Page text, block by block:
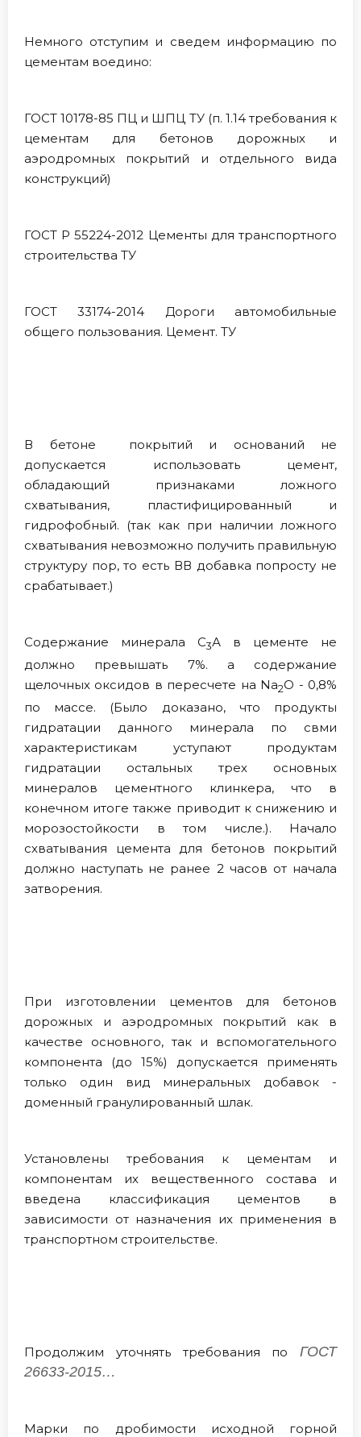
Немного отступим и сведем информацию по
цементам воедино:
ГОСТ 10178-85 ПЦ и ШПЦ ТУ (п. 1.14 требования к
цементам для бетонов дорожных и
аэродромных покрытий и отдельного вида
конструкций)
ГОСТ Р 55224-2012 Цементы для транспортного
строительства ТУ
ГОСТ 33174-2014 Дороги автомобильные
общего пользования. Цемент. ТУ
В бетоне покрытий и оснований не
допускается использовать цемент,
обладающий признаками ложного
схватывания, пластифицированный и
гидрофобный. (так как при наличии ложного
схватывания невозможно получить правильную
структуру пор, то есть ВВ добавка попросту не
срабатывает.)
Содержание минерала С3А в цементе не
должно превышать 7%. а содержание
щелочных оксидов в пересчете на Na2O - 0,8%
по массе. (Было доказано, что продукты
гидратации данного минерала по свми
характеристикам уступают продуктам
гидратации остальных трех основных
минералов цементного клинкера, что в
конечном итоге также приводит к снижению и
морозостойкости в том числе.). Начало
схватывания цемента для бетонов покрытий
должно наступать не ранее 2 часов от начала
затворения.
При изготовлении цементов для бетонов
дорожных и аэродромных покрытий как в
качестве основного, так и вспомогательного
компонента (до 15%) допускается применять
только один вид минеральных добавок -
доменный гранулированный шлак.
Установлены требования к цементам и
компонентам их вещественного состава и
введена классификация цементов в
зависимости от назначения их применения в
транспортном строительстве.
Продолжим уточнять требования по ГОСТ
26633-2015…
Марки по дробимости исходной горной